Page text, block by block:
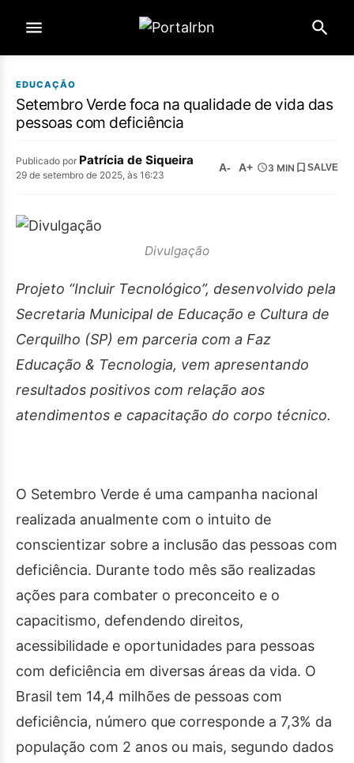
EDUCAÇÃO
Setembro Verde foca na qualidade de vida das
pessoas com deficiência
Publicado por Patrícia de Siqueira
29 de setembro de 2025, às 16:23
A- A+ 3 MIN SALVE
Divulgação
Projeto “Incluir Tecnológico”, desenvolvido pela
Secretaria Municipal de Educação e Cultura de
Cerquilho (SP) em parceria com a Faz
Educação & Tecnologia, vem apresentando
resultados positivos com relação aos
atendimentos e capacitação do corpo técnico.
O Setembro Verde é uma campanha nacional
realizada anualmente com o intuito de
conscientizar sobre a inclusão das pessoas com
deficiência. Durante todo mês são realizadas
ações para combater o preconceito e o
capacitismo, defendendo direitos,
acessibilidade e oportunidades para pessoas
com deficiência em diversas áreas da vida. O
Brasil tem 14,4 milhões de pessoas com
deficiência, número que corresponde a 7,3% da
população com 2 anos ou mais, segundo dados